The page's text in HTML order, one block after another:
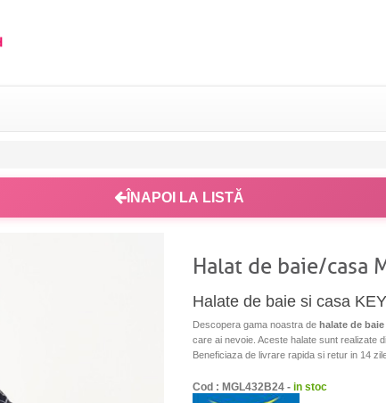
ÎNAPOI LA LISTĂ
Halat de baie/casa
Halate de baie si casa
Descopera gama noastra de halate de
care ai nevoie. Aceste halate sunt realizate
Beneficiaza de livrare rapida si retur in 14
Cod : MGL432B24 - in stoc